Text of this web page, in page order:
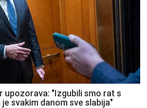
upozorava: "Izgubili smo rat s
svakim danom sve slabija"